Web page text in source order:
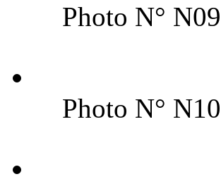
Photo N° N09
Photo N° N10